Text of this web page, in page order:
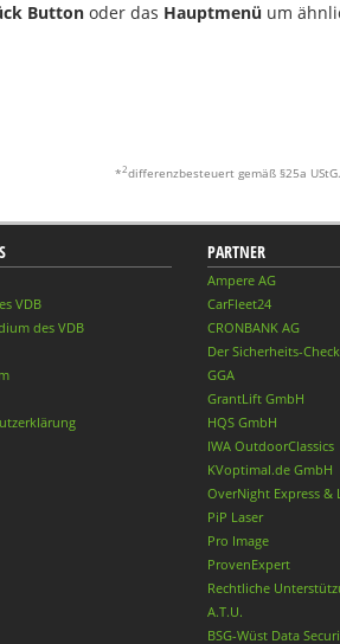
Button oder das Hauptmenü um
*2differenzbesteuert gemäß §25a
VDB
des VDB
PARTNER
Ampere AG
CarFleet24
CRONBANK AG
Der Sicherheits-
GGA
GrantLift GmbH
HQS GmbH
IWA OutdoorClassics
KVoptimal.de GmbH
OverNight Express &
PiP Laser
Pro Image
ProvenExpert
Rechtliche
A.T.U.
BSG-Wüst Data